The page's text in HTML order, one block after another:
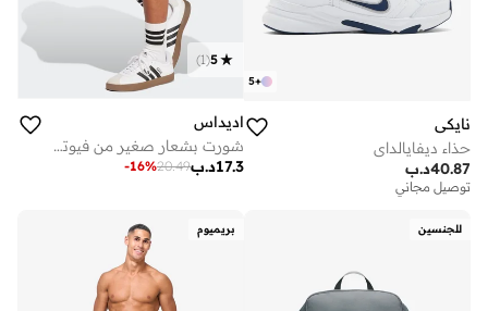
+
5
نايكي
حذاء ديفايالداي
د.ب40.87
توصيل مجاني
5
(
1
)
اديداس
شورت بشعار صغير من فيوتشر آيكونز
د.ب17.3
20.49
-16%
للجنسين بريميوم